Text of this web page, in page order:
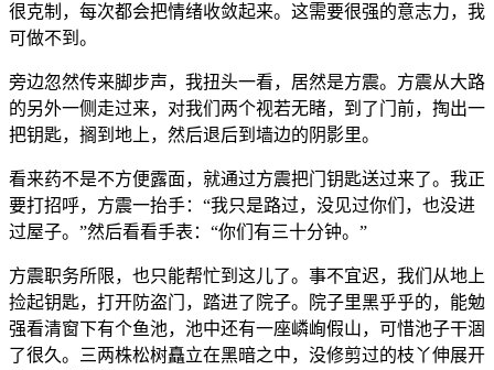
很克制，每次都会把情绪收敛起来。这需要很强的意志力，我
可做不到。
旁边忽然传来脚步声，我扭头一看，居然是方震。方震从大路
的另外一侧走过来，对我们两个视若无睹，到了门前，掏出一
把钥匙，搁到地上，然后退后到墙边的阴影里。
看来药不是不方便露面，就通过方震把门钥匙送过来了。我正
要打招呼，方震一抬手：“我只是路过，没见过你们，也没进
过屋子。”然后看看手表：“你们有三十分钟。”
方震职务所限，也只能帮忙到这儿了。事不宜迟，我们从地上
捡起钥匙，打开防盗门，踏进了院子。院子里黑乎乎的，能勉
强看清窗下有个鱼池，池中还有一座嶙峋假山，可惜池子干涸
了很久。三两株松树矗立在黑暗之中，没修剪过的枝丫伸展开